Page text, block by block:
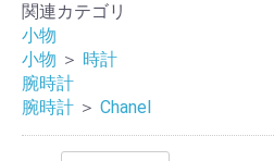
関連カテゴリ
小物
小物 ＞ 時計
腕時計
腕時計 ＞ Chanel